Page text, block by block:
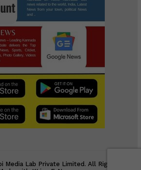
Media Lab Private Limited. All Rights